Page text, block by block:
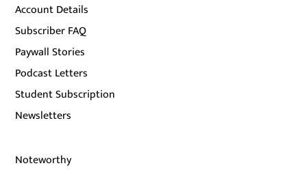
Account Details
Subscriber FAQ
Paywall Stories
Podcast Letters
Student Subscription
Newsletters
Noteworthy